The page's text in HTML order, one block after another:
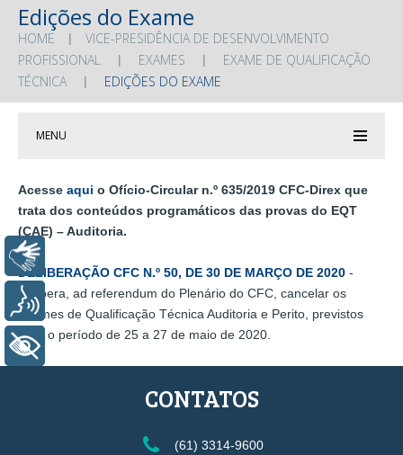
Edições do Exame
HOME
VICE-PRESIDÊNCIA DE DESENVOLVIMENTO
PROFISSIONAL
EXAMES
EXAME DE QUALIFICAÇÃO
TÉCNICA
EDIÇÕES DO EXAME
MENU
Acesse aqui o Ofício-Circular n.º 635/2019 CFC-Direx que
trata dos conteúdos programáticos das provas do EQT
(CAE) – Auditoria.
DELIBERAÇÃO CFC N.º 50, DE 30 DE MARÇO DE 2020 -
Delibera, ad referendum do Plenário do CFC, cancelar os
Exames de Qualificação Técnica Auditoria e Perito, previstos
para o período de 25 a 27 de maio de 2020.
CONTATOS
(61) 3314-9600
Voz
+ Acessibilidade